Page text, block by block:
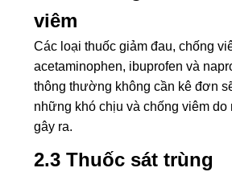
viêm
Các loại thuốc giảm đau, chống
acetaminophen, ibuprofen và
thông thường không cần kê đơn
những khó chịu và chống viêm do
gây ra.
2.3 Thuốc sát trùng